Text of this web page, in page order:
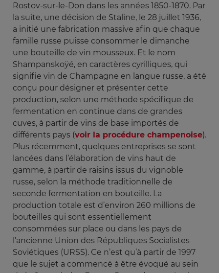
Rostov-sur-le-Don dans les années 1850-1870. Par
la suite, une décision de Staline, le 28 juillet 1936,
a initié une fabrication massive afin que chaque
famille russe puisse consommer le dimanche
une bouteille de vin mousseux. Et le nom
Shampanskoÿé, en caractères cyrilliques, qui
signifie vin de Champagne en langue russe, a été
conçu pour désigner et présenter cette
production, selon une méthode spécifique de
fermentation en continue dans de grandes
cuves, à partir de vins de base importés de
différents pays (voir la procédure champenoise).
Plus récemment, quelques entreprises se sont
lancées dans l’élaboration de vins haut de
gamme, à partir de raisins issus du vignoble
russe, selon la méthode traditionnelle de
seconde fermentation en bouteille. La
production totale est d’environ 260 millions de
bouteilles qui sont essentiellement
consommées sur place ou dans les pays de
l’ancienne Union des Républiques Socialistes
Soviétiques (URSS). Ce n’est qu’à partir de 1997
que le sujet a commencé à être évoqué au sein